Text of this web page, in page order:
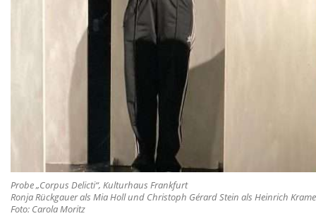
Probe „Corpus Delicti“, Kulturhaus Frankfurt
Ronja Rückgauer als Mia Holl und Christoph Gérard Stein als Heinrich
Foto: Carola Moritz